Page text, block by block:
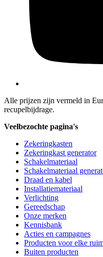
Alle prijzen zijn vermeld in
recupelbijdrage.
Veelbezochte pagina's
Zekeringkasten
Zekeringkast generator
Schakelmateriaal
Schakelmateriaal
Draad en kabel
Installatiemateriaal
Verlichting
Gereedschap
Onze merken
Kennisbank
Acties en campagnes
Producten voor elke
Buiten producten